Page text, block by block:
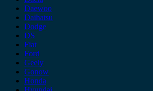
Daewoo
Daihatsu
Dodge
DS
Fiat
Ford
Geely
Gonow
Honda